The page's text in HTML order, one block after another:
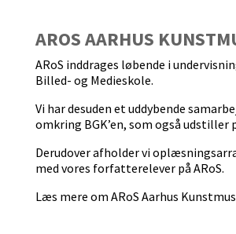
AROS AARHUS
ARoS inddrages løbende i
Billed- og Medieskole.
Vi har desuden et uddybende
omkring BGK’en, som også udstiller
Derudover afholder vi
med vores forfatterelever på ARoS.
Læs mere om ARoS Aarhus